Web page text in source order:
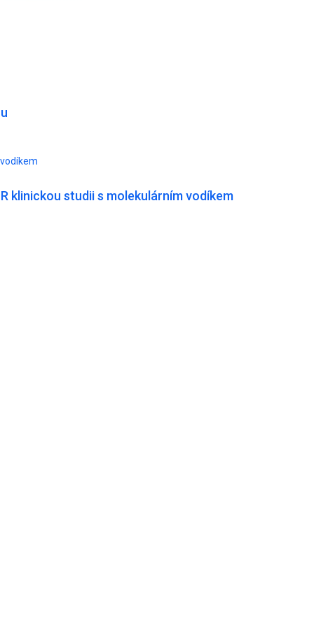
klinickou studii s molekulárním vodíkem